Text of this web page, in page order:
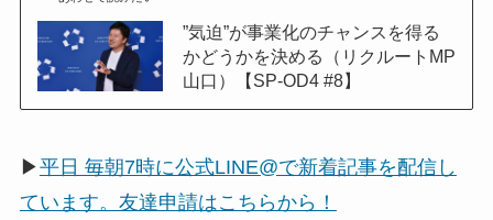
”気迫”が事業化のチャンスを得る
かどうかを決める（リクルートMP
山口）【SP-OD4 #8】
▶平日 毎朝7時に公式LINE@で新着記事を配信し
ています。友達申請はこちらから！